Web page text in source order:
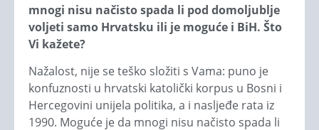
mnogi nisu načisto spada li pod domoljublje
voljeti samo Hrvatsku ili je moguće i BiH. Što
Vi kažete?
Nažalost, nije se teško složiti s Vama: puno je
konfuznosti u hrvatski katolički korpus u Bosni i
Hercegovini unijela politika, a i nasljeđe rata iz
1990. Moguće je da mnogi nisu načisto spada li